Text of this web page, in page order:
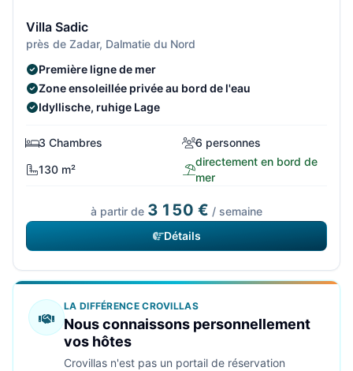
Villa Sadic
près de Zadar, Dalmatie du Nord
Première ligne de mer
Zone ensoleillée privée au bord de l'eau
Idyllische, ruhige Lage
3 Chambres
6 personnes
130 m²
directement en bord de
mer
à partir de 3 150 € / semaine
Détails
LA DIFFÉRENCE CROVILLAS
Nous connaissons personnellement
vos hôtes
Crovillas n'est pas un portail de réservation